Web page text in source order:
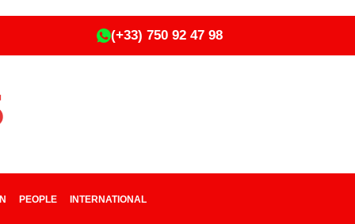
(+33) 750 92 47 98
PEOPLE INTERNATIONAL